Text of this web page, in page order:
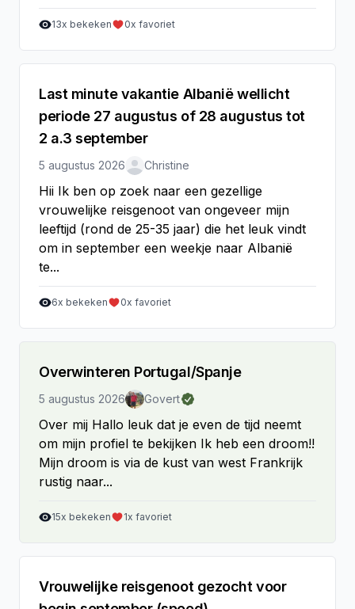
13x bekeken 0x favoriet
Last minute vakantie Albanië wellicht
periode 27 augustus of 28 augustus tot
2 a.3 september
5 augustus 2026 Christine
Hii Ik ben op zoek naar een gezellige
vrouwelijke reisgenoot van ongeveer mijn
leeftijd (rond de 25-35 jaar) die het leuk vindt
om in september een weekje naar Albanië
te...
6x bekeken 0x favoriet
Overwinteren Portugal/Spanje
5 augustus 2026 Govert
Over mij Hallo leuk dat je even de tijd neemt
om mijn profiel te bekijken Ik heb een droom!!
Mijn droom is via de kust van west Frankrijk
rustig naar...
15x bekeken 1x favoriet
Vrouwelijke reisgenoot gezocht voor